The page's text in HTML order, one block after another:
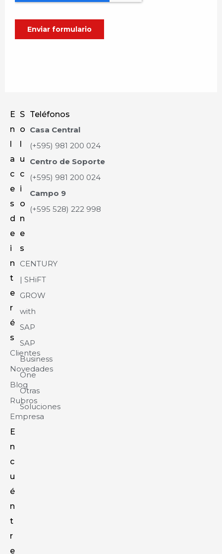
E
n
a
c
e
s
d
e
i
n
t
e
r
é
s
Clientes
Novedades
Blog
Rubros
Empresa
E
n
c
u
é
n
t
r
e
S
o
u
c
i
o
n
e
s
CENTURY
| SHiFT
GROW
with
SAP
SAP
Business
One
Otras
Soluciones
Teléfonos
Casa Central
(+595) 981 200 024
Centro de Soporte
(+595) 981 200 024
Campo 9
(+595 528) 222 998